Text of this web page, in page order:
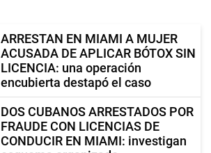
ARRESTAN EN MIAMI A MUJER
ACUSADA DE APLICAR BÓTOX SIN
LICENCIA: una operación
encubierta destapó el caso
DOS CUBANOS ARRESTADOS POR
FRAUDE CON LICENCIAS DE
CONDUCIR EN MIAMI: investigan